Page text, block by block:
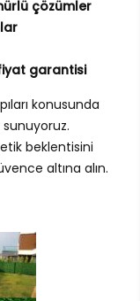
çözümler
garantisi
konusunda
beklentisini
altına alın.